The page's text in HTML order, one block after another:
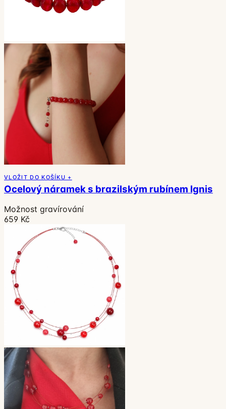
VLOŽIT DO KOŠÍKU +
Ocelový náramek s brazilským rubínem Ignis
Možnost gravírování
659 Kč